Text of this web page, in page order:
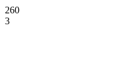
260
3